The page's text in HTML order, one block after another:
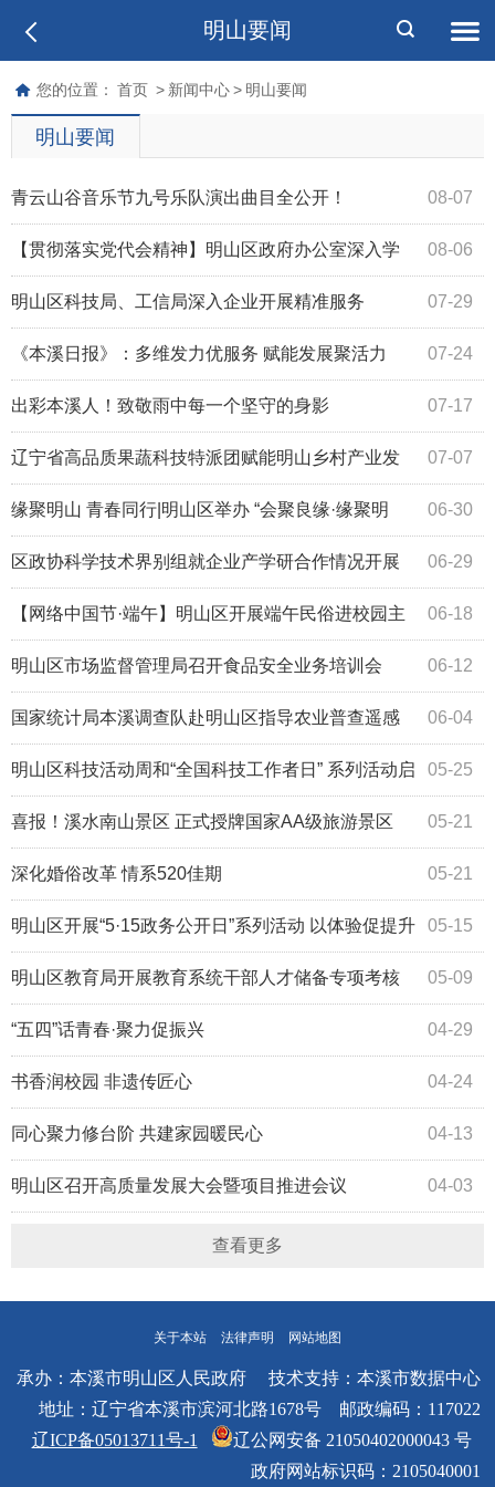
明山要闻
您的位置： 首页 > 新闻中心 > 明山要闻
明山要闻
08-07
青云山谷音乐节九号乐队演出曲目全公开！
08-06
【贯彻落实党代会精神】明山区政府办公室深入学
习贯彻区第十一次党代会精神 07-29
明山区科技局、工信局深入企业开展精准服务
07-24
《本溪日报》：多维发力优服务 赋能发展聚活力
07-17
出彩本溪人！致敬雨中每一个坚守的身影
07-07
辽宁省高品质果蔬科技特派团赋能明山乡村产业发
展 06-30
缘聚明山 青春同行|明山区举办 “会聚良缘·缘聚明
山”青年交友联谊活动 06-29
区政协科学技术界别组就企业产学研合作情况开展
调研协商活动 06-18
【网络中国节·端午】明山区开展端午民俗进校园主
题活动 06-12
明山区市场监督管理局召开食品安全业务培训会
06-04
国家统计局本溪调查队赴明山区指导农业普查遥感
测量工作 05-25
明山区科技活动周和“全国科技工作者日” 系列活动启
动 05-21
喜报！溪水南山景区 正式授牌国家AA级旅游景区
05-21
深化婚俗改革 情系520佳期
05-15
明山区开展“5·15政务公开日”系列活动 以体验促提升
以公开暖民心 05-09
明山区教育局开展教育系统干部人才储备专项考核
测试 04-29
“五四”话青春·聚力促振兴
04-24
书香润校园 非遗传匠心
04-13
同心聚力修台阶 共建家园暖民心
04-03
明山区召开高质量发展大会暨项目推进会议
查看更多
关于本站 法律声明 网站地图
承办：本溪市明山区人民政府 技术支持：本溪市数据中心
地址：辽宁省本溪市滨河北路1678号 邮政编码：117022
辽ICP备05013711号-1
辽公网安备 21050402000043 号
政府网站标识码：2105040001